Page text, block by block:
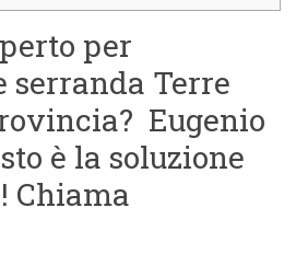
per
serranda Terre
Eugenio
è la soluzione
Chiama